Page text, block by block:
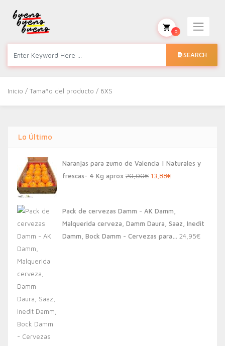
SEARCH
0
Inicio / Tamaño del producto / 6XS
Lo Último
Naranjas para zumo de Valencia | Naturales y
frescas- 4 Kg aprox 20,00€ El
era:
20,00€.
13,88€El
es:
13,88€.
Pack de cervezas Damm - AK Damm,
Malquerida cerveza, Damm Daura, Saaz, Inedit
Damm, Bock Damm - Cervezas para… 24,95€